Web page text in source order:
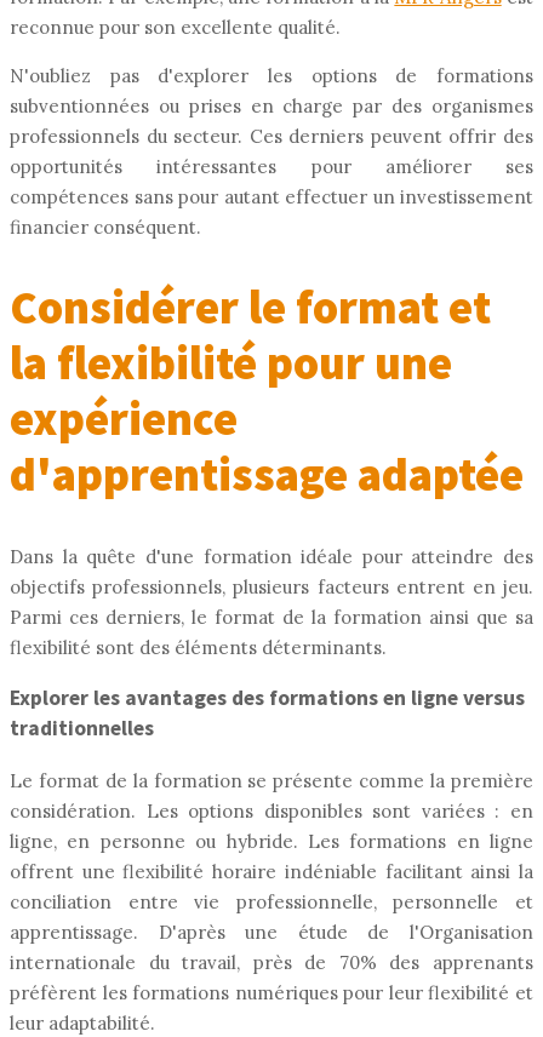
reconnue pour son excellente qualité.
N'oubliez pas d'explorer les options de formations
subventionnées ou prises en charge par des organismes
professionnels du secteur. Ces derniers peuvent offrir des
opportunités intéressantes pour améliorer ses
compétences sans pour autant effectuer un investissement
financier conséquent.
Considérer le format et
la flexibilité pour une
expérience
d'apprentissage adaptée
Dans la quête d'une formation idéale pour atteindre des
objectifs professionnels, plusieurs facteurs entrent en jeu.
Parmi ces derniers, le format de la formation ainsi que sa
flexibilité sont des éléments déterminants.
Explorer les avantages des formations en ligne versus
traditionnelles
Le format de la formation se présente comme la première
considération. Les options disponibles sont variées : en
ligne, en personne ou hybride. Les formations en ligne
offrent une flexibilité horaire indéniable facilitant ainsi la
conciliation entre vie professionnelle, personnelle et
apprentissage. D'après une étude de l'Organisation
internationale du travail, près de 70% des apprenants
préfèrent les formations numériques pour leur flexibilité et
leur adaptabilité.